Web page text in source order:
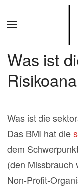
Was ist
Was ist die
Das BMI hat die
dem
(den Missbrauch
Non-Profit-